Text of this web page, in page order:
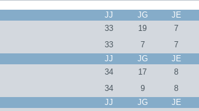
JJ JG JE
33 19 7
33 7 7
JJ JG JE
34 17 8
34 9 8
JJ JG JE